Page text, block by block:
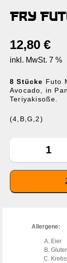
Fry
12,80 €
inkl. MwSt. 7 %
8 Stücke Futo
Avocado, in
Teriyakisoße.
(4,B,G,2)
Allergene:
Eier